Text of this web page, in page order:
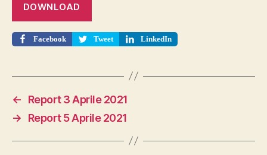
DOWNLOAD
Facebook Tweet LinkedIn
←
Report 3 Aprile 2021
→
Report 5 Aprile 2021